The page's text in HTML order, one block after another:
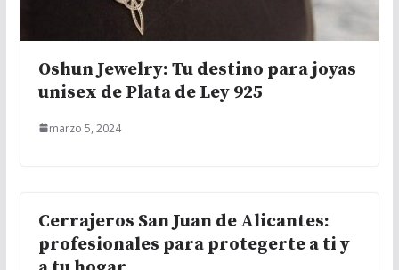
Oshun Jewelry: Tu destino para joyas
unisex de Plata de Ley 925
marzo 5, 2024
Cerrajeros San Juan de Alicantes:
profesionales para protegerte a ti y